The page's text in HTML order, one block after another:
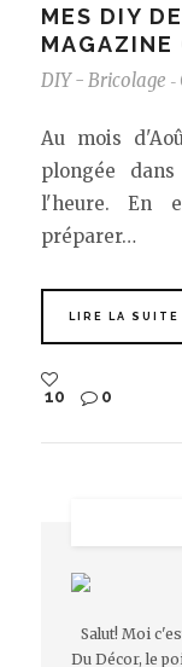
MES DIY
MAGAZINE
DIY - Bricolage -
Au mois
plongée
l'heure. En
préparer…
LIRE LA SUITE
10 0
Salut! Moi
Du Décor, le